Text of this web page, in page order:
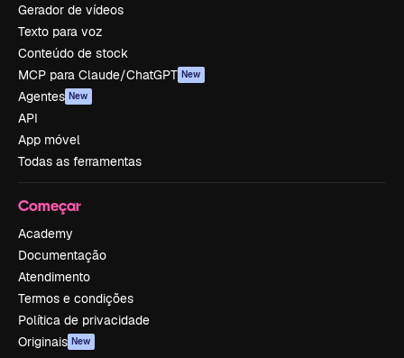
Gerador de vídeos
Texto para voz
Conteúdo de stock
MCP para Claude/ChatGPT New
Agentes New
API
App móvel
Todas as ferramentas
Começar
Academy
Documentação
Atendimento
Termos e condições
Política de privacidade
Originais New